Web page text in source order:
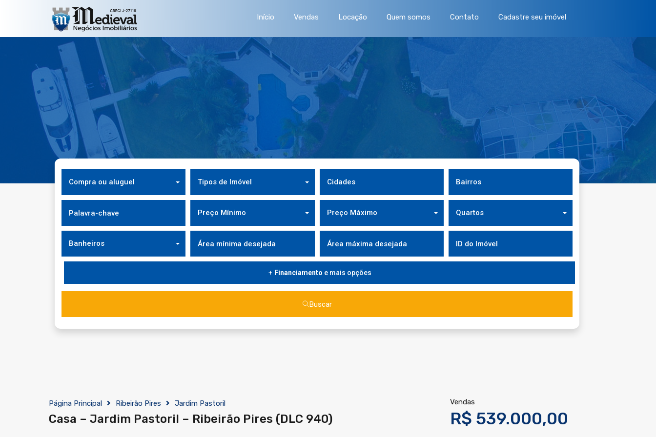
Início Vendas Locação Quem somos Contato Cadastre seu imóvel
Compra ou aluguel Tipos de Imóvel Cidades Bairros
Preço Mínimo Preço Máximo Quartos
Banheiros
Financiamento e mais opções
Buscar
Página Principal Ribeirão Pires Jardim Pastoril
Casa – Jardim Pastoril – Ribeirão Pires (DLC 940)
Vendas
R$ 539.000,00